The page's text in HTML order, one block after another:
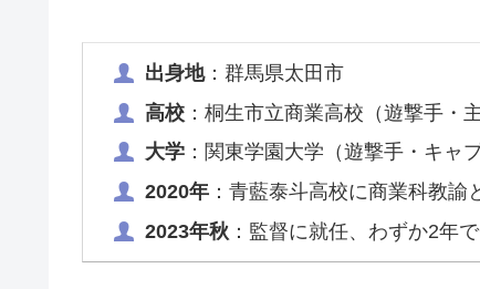
出身地：群馬県太田市
高校 ：桐生市立商業高校（遊撃手・主
大学 ：関東学園大学（遊撃手・キャ
2020年 ：青藍泰斗高校に商業科教
2023年秋 ：監督に就任、わずか2年